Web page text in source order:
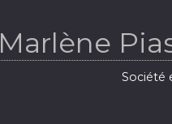
Marlène
Société